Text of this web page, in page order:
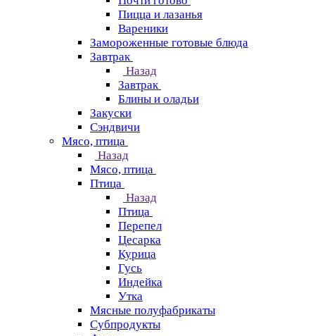
Пицца и лазанья
Вареники
Замороженные готовые блюда
Завтрак
Назад
Завтрак
Блины и оладьи
Закуски
Сэндвичи
Мясо, птица
Назад
Мясо, птица
Птица
Назад
Птица
Перепел
Цесарка
Курица
Гусь
Индейка
Утка
Мясные полуфабрикаты
Субпродукты